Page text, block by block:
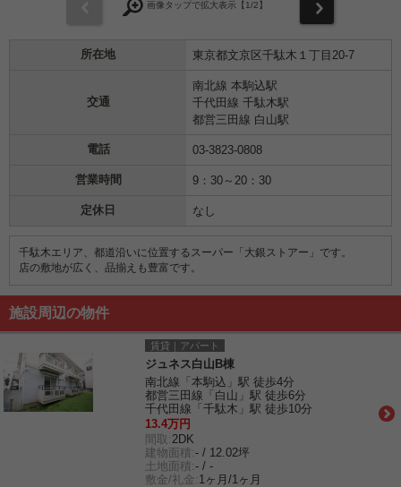
画像タップで拡大表示【 1/2】
所在地 東京都文京区千駄木１丁目20-7
交通
南北線 本駒込駅
千代田線 千駄木駅
都営三田線 白山駅
電話 03-3823-0808
営業時間 9：30～20：30
定休日 なし
千駄木エリア、都道沿いに位置するスーパー「大銀ストアー」です。
店の敷地が広く、品揃えも豊富です。
施設周辺の物件
賃貸｜アパート
ジュネス白山B棟
南北線「本駒込」駅 徒歩4分
都営三田線「白山」駅 徒歩6分
千代田線「千駄木」駅 徒歩10分
13.4万円
間取: 2DK
建物面積:- / 12.02坪
土地面積:- / -
敷金/礼金: 1ヶ月/1ヶ月